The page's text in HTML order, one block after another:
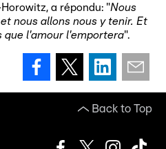
a répondu: "Nous
nous allons nous y tenir. Et
que l'amour l'emportera".
Back to Top